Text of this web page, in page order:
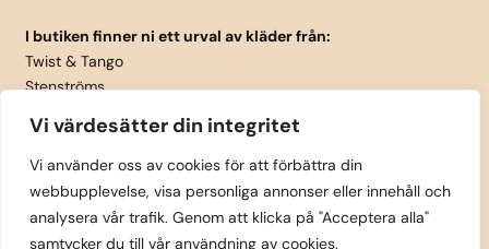
Vi värdesätter din integritet
Vi använder oss av cookies för att förbättra din
webbupplevelse, visa personliga annonser eller innehåll och
analysera vår trafik. Genom att klicka på "Acceptera alla"
samtycker du till vår användning av cookies.
I butiken finner ni ett urval av kläder från:
Twist & Tango
Stenströms
Isay
LauRie
Rosemunde
Skärp från Vanzetti